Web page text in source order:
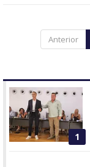
Anterior
1